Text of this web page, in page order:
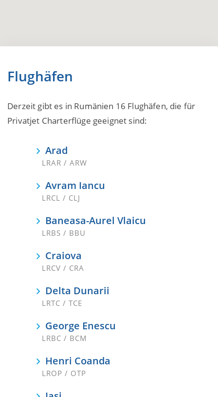
Flughäfen
Derzeit gibt es in Rumänien 16 Flughäfen, die für
Privatjet Charterflüge geeignet sind:
Arad
LRAR / ARW
Avram Iancu
LRCL / CLJ
Baneasa-Aurel Vlaicu
LRBS / BBU
Craiova
LRCV / CRA
Delta Dunarii
LRTC / TCE
George Enescu
LRBC / BCM
Henri Coanda
LROP / OTP